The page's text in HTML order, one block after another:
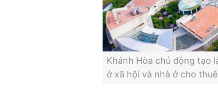
Khánh Hòa chủ động tạo
ở xã hội và nhà ở cho